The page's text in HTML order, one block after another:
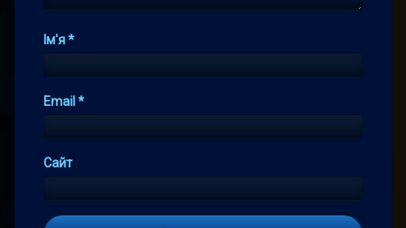
Ім'я*
Email *
Сайт